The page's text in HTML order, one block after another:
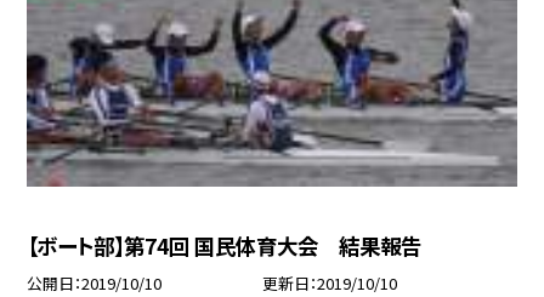
【ボート部】第74回 国民体育大会 結果報告
公開日 2019/10/10 更新日 2019/10/10